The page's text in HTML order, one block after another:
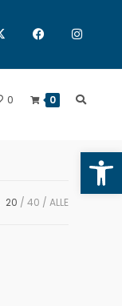
0 0
20 40 ALLE